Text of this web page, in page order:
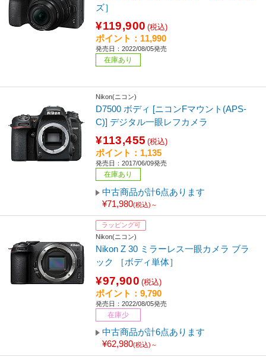
ズ］
¥119,900 (税込)
ポイント：11,990
発売日：2022/08/05発売
在庫あり
Nikon(ニコン)
D7500 ボディ [ニコンFマウント(APS-
C)] デジタル一眼レフカメラ
¥113,455 (税込)
ポイント：1,135
発売日：2017/06/09発売
在庫あり
中古商品が計6点あります
¥71,980(税込)～
ラッピング可
Nikon(ニコン)
Nikon Z 30 ミラーレス一眼カメラ ブラ
ック ［ボディ単体］
¥97,900 (税込)
ポイント：9,790
発売日：2022/08/05発売
在庫少
中古商品が計6点あります
¥62,980(税込)～